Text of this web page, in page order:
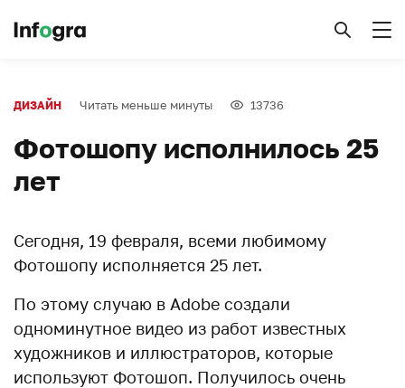
ДИЗАЙН Читать меньше минуты 13736
Фотошопу исполнилось 25
лет
Сегодня, 19 февраля, всеми любимому
Фотошопу исполняется 25 лет.
По этому случаю в Adobe создали
одноминутное видео из работ известных
художников и иллюстраторов, которые
используют Фотошоп. Получилось очень